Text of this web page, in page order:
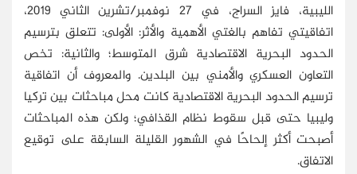
الليبية، فايز السراج، في 27 نوفمبر/تشرين الثاني 2019،
اتفاقيتي تفاهم بالغتي الأهمية والأثر: الأولى: تتعلق بترسيم
الحدود البحرية الاقتصادية شرق المتوسط؛ والثانية: تخص
التعاون العسكري والأمني بين البلدين. والمعروف أن اتفاقية
ترسيم الحدود البحرية الاقتصادية كانت محل مباحثات بين تركيا
وليبيا حتى قبل سقوط نظام القذافي؛ ولكن هذه المباحثات
أصبحت أكثر إلحاحًا في الشهور القليلة السابقة على توقيع
الاتفاق.